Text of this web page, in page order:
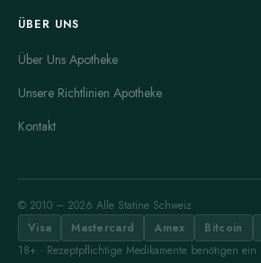
ÜBER UNS
Über Uns Apotheke
Unsere Richtlinien Apotheke
Kontakt
© 2010 – 2026 Alle Statine Schweiz
Visa
Mastercard Amex Bitcoin
18+ · Rezeptpflichtige Medikamente benötigen